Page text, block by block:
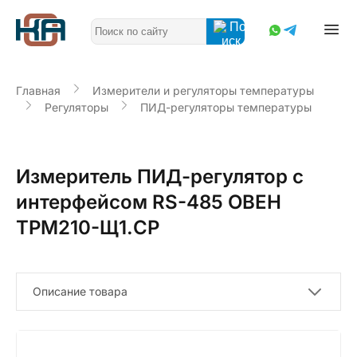
Главная
Измерители и регуляторы температуры
Регуляторы
ПИД-регуляторы температуры
Измеритель ПИД-регулятор с
интерфейсом RS-485 ОВЕН
ТРМ210-Щ1.СР
Описание товара